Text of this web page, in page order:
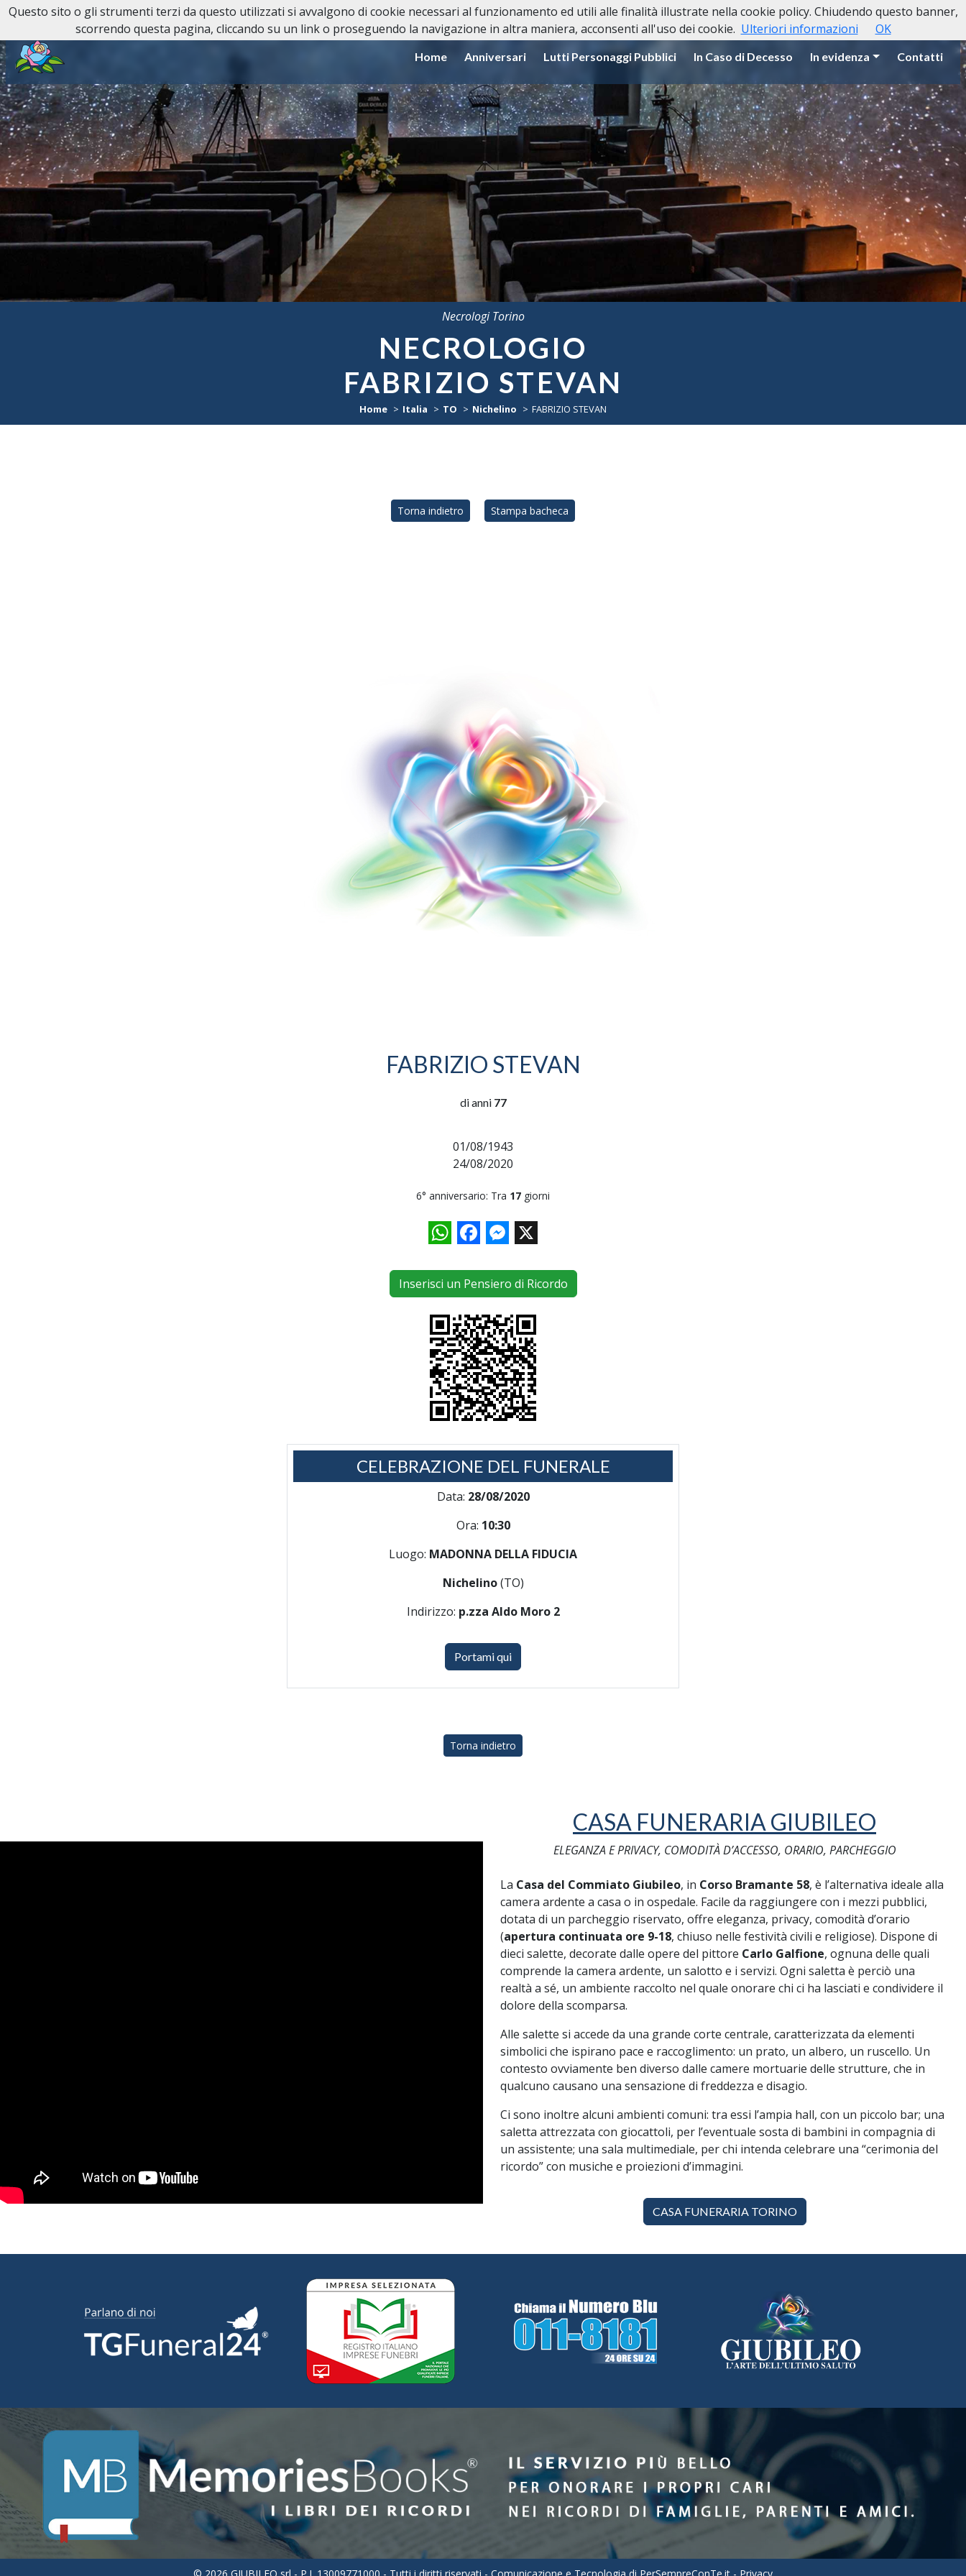
Reperibilità H24: 011 81 81
Home Anniversari Lutti Personaggi Pubblici In Caso di Decesso In evidenza Contatti
Necrologi Torino
NECROLOGIO
FABRIZIO STEVAN
Home Italia TO Nichelino FABRIZIO STEVAN
Torna indietro Stampa bacheca
FABRIZIO STEVAN
di anni 77
01/08/1943
24/08/2020
6° anniversario: Tra 17 giorni
WhatsAppFacebookMessenger
X
Inserisci un Pensiero di Ricordo
CELEBRAZIONE DEL FUNERALE
Data: 28/08/2020
Ora: 10:30
Luogo: MADONNA DELLA FIDUCIA
Nichelino(TO)
Indirizzo: p.zza Aldo Moro 2
Portami qui
Torna indietro
CASA FUNERARIA GIUBILEO
ELEGANZA E PRIVACY, COMODITÀ D’ACCESSO, ORARIO, PARCHEGGIO
La Casa del Commiato Giubileo, in Corso Bramante 58, è l’alternativa ideale alla
camera ardente a casa o in ospedale. Facile da raggiungere con i mezzi pubblici,
dotata di un parcheggio riservato, offre eleganza, privacy, comodità d’orario
(apertura continuata ore 9-18, chiuso nelle festività civili e religiose). Dispone di
dieci salette, decorate dalle opere del pittore Carlo Galfione, ognuna delle quali
comprende la camera ardente, un salotto e i servizi. Ogni saletta è perciò una
realtà a sé, un ambiente raccolto nel quale onorare chi ci ha lasciati e condividere il
dolore della scomparsa.
Alle salette si accede da una grande corte centrale, caratterizzata da elementi
simbolici che ispirano pace e raccoglimento: un prato, un albero, un ruscello. Un
contesto ovviamente ben diverso dalle camere mortuarie delle strutture, che in
qualcuno causano una sensazione di freddezza e disagio.
Ci sono inoltre alcuni ambienti comuni: tra essi l’ampia hall, con un piccolo bar; una
saletta attrezzata con giocattoli, per l’eventuale sosta di bambini in compagnia di
un assistente; una sala multimediale, per chi intenda celebrare una “cerimonia del
ricordo” con musiche e proiezioni d’immagini.
CASA FUNERARIA TORINO
Questo sito o gli strumenti terzi da questo utilizzati si avvalgono di cookie necessari al funzionamento ed utili alle finalità illustrate nella cookie policy. Chiudendo questo banner,
scorrendo questa pagina, cliccando su un link o proseguendo la navigazione in altra maniera, acconsenti all'uso dei cookie. Ulteriori informazioni OK